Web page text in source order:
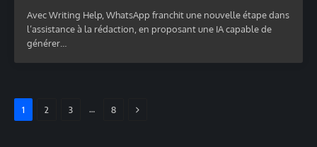
Avec Writing Help, WhatsApp franchit une nouvelle étape dans
l’assistance à la rédaction, en proposant une IA capable de
générer…
1 2 3 … 8 SUIVANT